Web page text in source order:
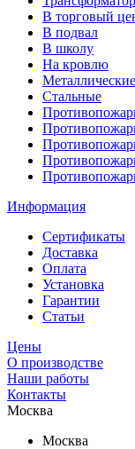
В торговый
В подвал
В школу
На кровлю
Металлические
Стальные
Информация
Сертификаты
Доставка
Оплата
Установка
Гарантии
Статьи
Цены
О производстве
Наши работы
Контакты
Москва
Москва